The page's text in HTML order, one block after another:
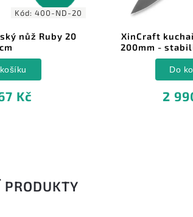
Kód: 400-ND-20
nůž Ruby 20
cm
Kč
XinCraft
200mm -
2
Do
PRODUKTY